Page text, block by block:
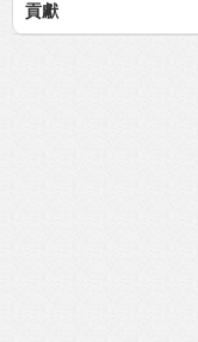
貢獻